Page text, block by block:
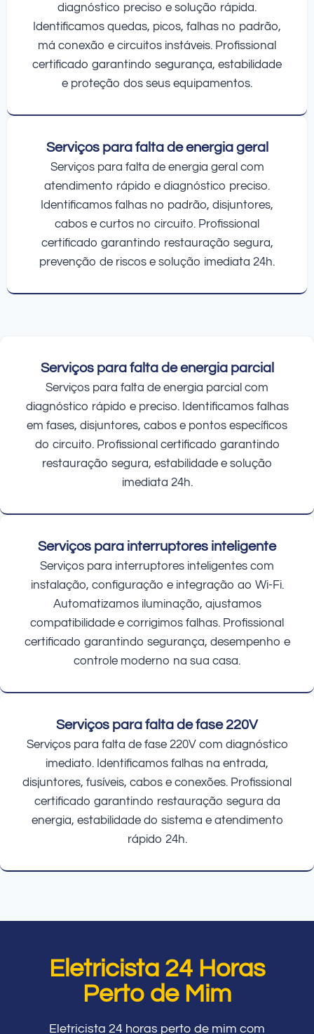
diagnóstico preciso e solução rápida.
Identificamos quedas, picos, falhas no padrão,
má conexão e circuitos instáveis. Profissional
certificado garantindo segurança, estabilidade
e proteção dos seus equipamentos.
Serviços para falta de energia geral
Serviços para falta de energia geral com
atendimento rápido e diagnóstico preciso.
Identificamos falhas no padrão, disjuntores,
cabos e curtos no circuito. Profissional
certificado garantindo restauração segura,
prevenção de riscos e solução imediata 24h.
Serviços para falta de energia parcial
Serviços para falta de energia parcial com
diagnóstico rápido e preciso. Identificamos falhas
em fases, disjuntores, cabos e pontos específicos
do circuito. Profissional certificado garantindo
restauração segura, estabilidade e solução
imediata 24h.
Serviços para interruptores inteligente
Serviços para interruptores inteligentes com
instalação, configuração e integração ao Wi-Fi.
Automatizamos iluminação, ajustamos
compatibilidade e corrigimos falhas. Profissional
certificado garantindo segurança, desempenho e
controle moderno na sua casa.
Serviços para falta de fase 220V
Serviços para falta de fase 220V com diagnóstico
imediato. Identificamos falhas na entrada,
disjuntores, fusíveis, cabos e conexões. Profissional
certificado garantindo restauração segura da
energia, estabilidade do sistema e atendimento
rápido 24h.
Eletricista 24 Horas
Perto de Mim
Eletricista 24 horas perto de mim com